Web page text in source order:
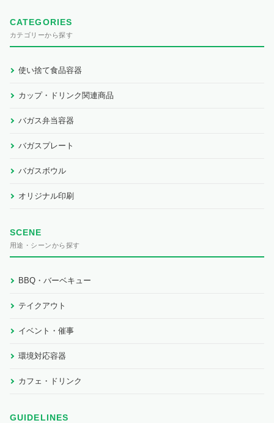
CATEGORIES
カテゴリーから探す
使い捨て食品容器
カップ・ドリンク関連商品
バガス弁当容器
バガスプレート
バガスボウル
オリジナル印刷
SCENE
用途・シーンから探す
BBQ・バーベキュー
テイクアウト
イベント・催事
環境対応容器
カフェ・ドリンク
GUIDELINES